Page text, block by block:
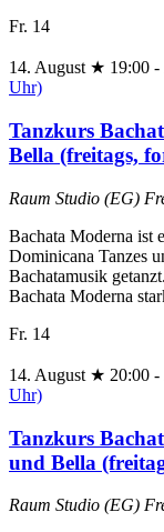
Fr. 14
14. August ★ 19:00 -
Uhr)
Tanzkurs
Bella (freitags,
Raum Studio (EG)
Bachata Moderna ist
Dominicana Tanzes
Bachatamusik
Bachata Moderna
Fr. 14
14. August ★ 20:00 -
Uhr)
Tanzkurs
und Bella
Raum Studio (EG)